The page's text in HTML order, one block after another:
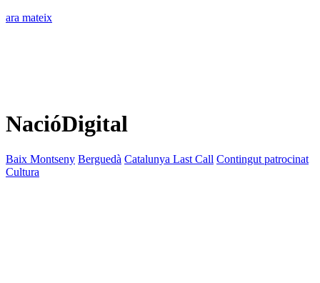
ara mateix
NacióDigital
Baix Montseny Berguedà Catalunya Last Call Contingut patrocinat
Cultura